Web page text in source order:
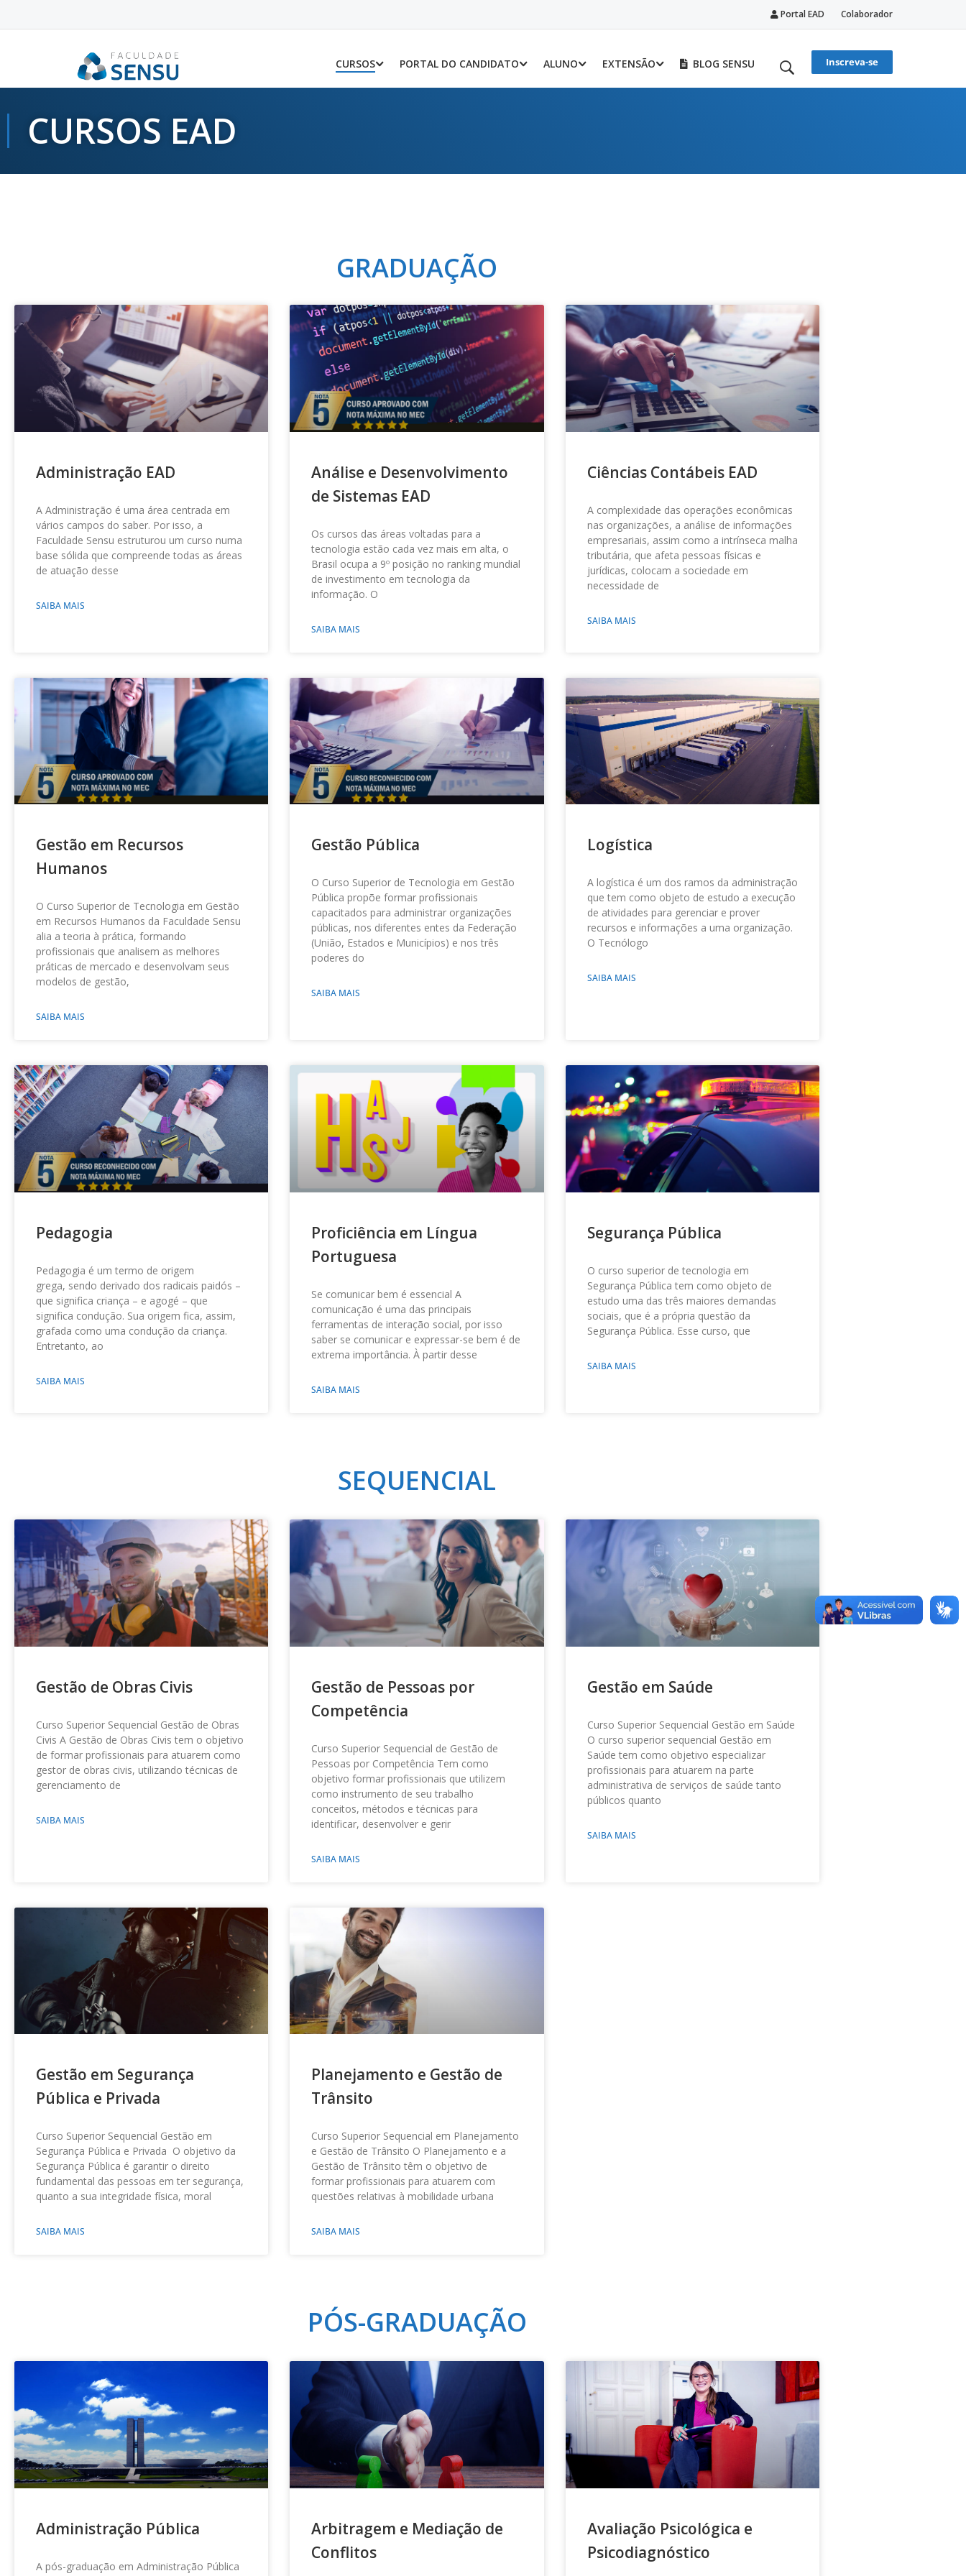
Portal EAD Colaborador
CURSOS PORTAL DO CANDIDATO ALUNO EXTENSÃO BLOG SENSU Inscreva-se
CURSOS EAD
GRADUAÇÃO
Administração EAD
A Administração é uma área centrada em
vários campos do saber. Por isso, a
Faculdade Sensu estruturou um curso numa
base sólida que compreende todas as áreas
de atuação desse
SAIBA MAIS
Análise e Desenvolvimento
de Sistemas EAD
Os cursos das áreas voltadas para a
tecnologia estão cada vez mais em alta, o
Brasil ocupa a 9º posição no ranking mundial
de investimento em tecnologia da
informação. O
SAIBA MAIS
Ciências Contábeis EAD
A complexidade das operações econômicas
nas organizações, a análise de informações
empresariais, assim como a intrínseca malha
tributária, que afeta pessoas físicas e
jurídicas, colocam a sociedade em
necessidade de
SAIBA MAIS
Gestão em Recursos
Humanos
O Curso Superior de Tecnologia em Gestão
em Recursos Humanos da Faculdade Sensu
alia a teoria à prática, formando
profissionais que analisem as melhores
práticas de mercado e desenvolvam seus
modelos de gestão,
SAIBA MAIS
Gestão Pública
O Curso Superior de Tecnologia em Gestão
Pública propõe formar profissionais
capacitados para administrar organizações
públicas, nos diferentes entes da Federação
(União, Estados e Municípios) e nos três
poderes do
SAIBA MAIS
Logística
A logística é um dos ramos da administração
que tem como objeto de estudo a execução
de atividades para gerenciar e prover
recursos e informações a uma organização.
O Tecnólogo
SAIBA MAIS
Pedagogia
Pedagogia é um termo de origem
grega, sendo derivado dos radicais paidós –
que significa criança – e agogé – que
significa condução. Sua origem fica, assim,
grafada como uma condução da criança.
Entretanto, ao
SAIBA MAIS
Proficiência em Língua
Portuguesa
Se comunicar bem é essencial A
comunicação é uma das principais
ferramentas de interação social, por isso
saber se comunicar e expressar-se bem é de
extrema importância. À partir desse
SAIBA MAIS
Segurança Pública
O curso superior de tecnologia em
Segurança Pública tem como objeto de
estudo uma das três maiores demandas
sociais, que é a própria questão da
Segurança Pública. Esse curso, que
SAIBA MAIS
SEQUENCIAL
Gestão de Obras Civis
Curso Superior Sequencial Gestão de Obras
Civis A Gestão de Obras Civis tem o objetivo
de formar profissionais para atuarem como
gestor de obras civis, utilizando técnicas de
gerenciamento de
SAIBA MAIS
Gestão de Pessoas por
Competência
Curso Superior Sequencial de Gestão de
Pessoas por Competência Tem como
objetivo formar profissionais que utilizem
como instrumento de seu trabalho
conceitos, métodos e técnicas para
identificar, desenvolver e gerir
SAIBA MAIS
Gestão em Saúde
Curso Superior Sequencial Gestão em Saúde
O curso superior sequencial Gestão em
Saúde tem como objetivo especializar
profissionais para atuarem na parte
administrativa de serviços de saúde tanto
públicos quanto
SAIBA MAIS
Gestão em Segurança
Pública e Privada
Curso Superior Sequencial Gestão em
Segurança Pública e Privada O objetivo da
Segurança Pública é garantir o direito
fundamental das pessoas em ter segurança,
quanto a sua integridade física, moral
SAIBA MAIS
Planejamento e Gestão de
Trânsito
Curso Superior Sequencial em Planejamento
e Gestão de Trânsito O Planejamento e a
Gestão de Trânsito têm o objetivo de
formar profissionais para atuarem com
questões relativas à mobilidade urbana
SAIBA MAIS
PÓS-GRADUAÇÃO
Administração Pública
A pós-graduação em Administração Pública
Arbitragem e Mediação de
Conflitos
Avaliação Psicológica e
Psicodiagnóstico